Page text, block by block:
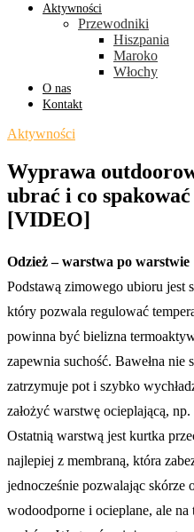
Aktywności
Przewodniki
Hiszpania
Maroko
Włochy
O nas
Kontakt
Aktywności
Wyprawa
ubrać i co
[VIDEO]
Odzież – warstwa po warstwie
Podstawą zimowego ubioru jest
który pozwala regulować
powinna być bielizna
zapewnia suchość. Bawełna
zatrzymuje pot i szybko
założyć warstwę ocieplającą,
Ostatnią warstwą jest kurtka
najlepiej z membraną, która
jednocześnie pozwalając
wodoodporne i ocieplane, ale